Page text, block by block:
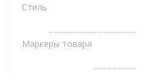
Стиль
Маркеры товара